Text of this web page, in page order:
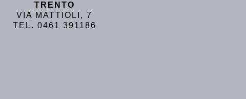
TRENTO
VIA MATTIOLI, 7
TEL. 0461 391186